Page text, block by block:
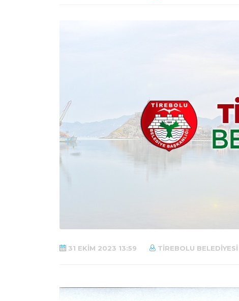
31 EKIM 2023 13:59 TIREBOLU BELEDIYESI